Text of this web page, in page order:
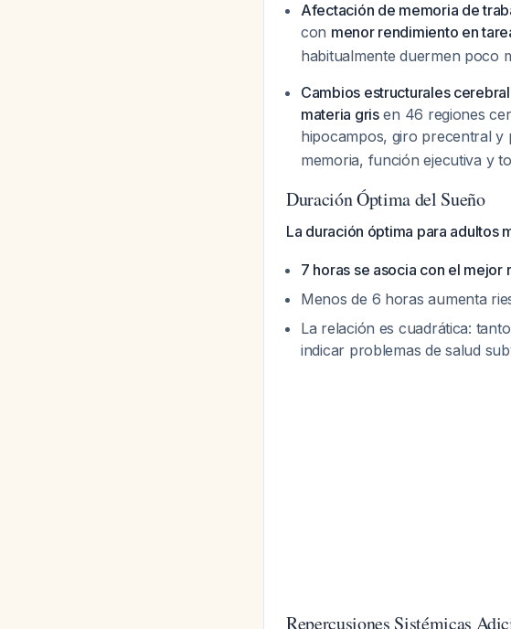
Afectación de memoria de
con menor rendimiento en
habitualmente duermen poco
Cambios estructurales
materia grisen 46 regiones
hipocampos, giro precentral
memoria, función ejecutiva y
Duración Óptima del Sueño
La duración óptima para adultos
7 horas se asocia con el
Menos de 6 horas aumenta
La relación es cuadrática:
indicar problemas de salud
Repercusiones Sistémicas